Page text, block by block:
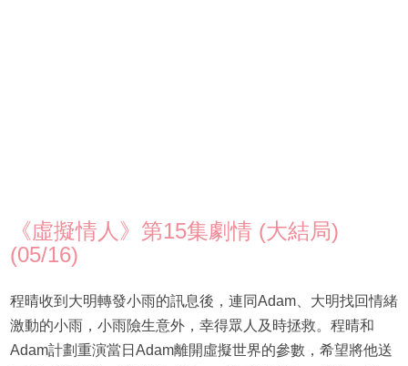
《虛擬情人》第15集劇情 (大結局)
(05/16)
程晴收到大明轉發小雨的訊息後，連同Adam、大明找回情緒
激動的小雨，小雨險生意外，幸得眾人及時拯救。程晴和
Adam計劃重演當日Adam離開虛擬世界的參數，希望將他送